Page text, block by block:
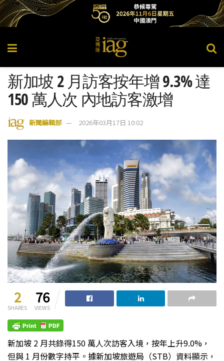
新加坡 2 月訪客按年增 9.3% 達
150 萬人次 內地訪客激增
新聞編輯部 2026年03月17日 10:02
2
SHARES
76
VIEWS
新加坡 2 月共錄得150 萬人次訪客入境，按年上升9.0%，
但與 1 月份數字持平。據新加坡旅遊局（STB）資料顯示，